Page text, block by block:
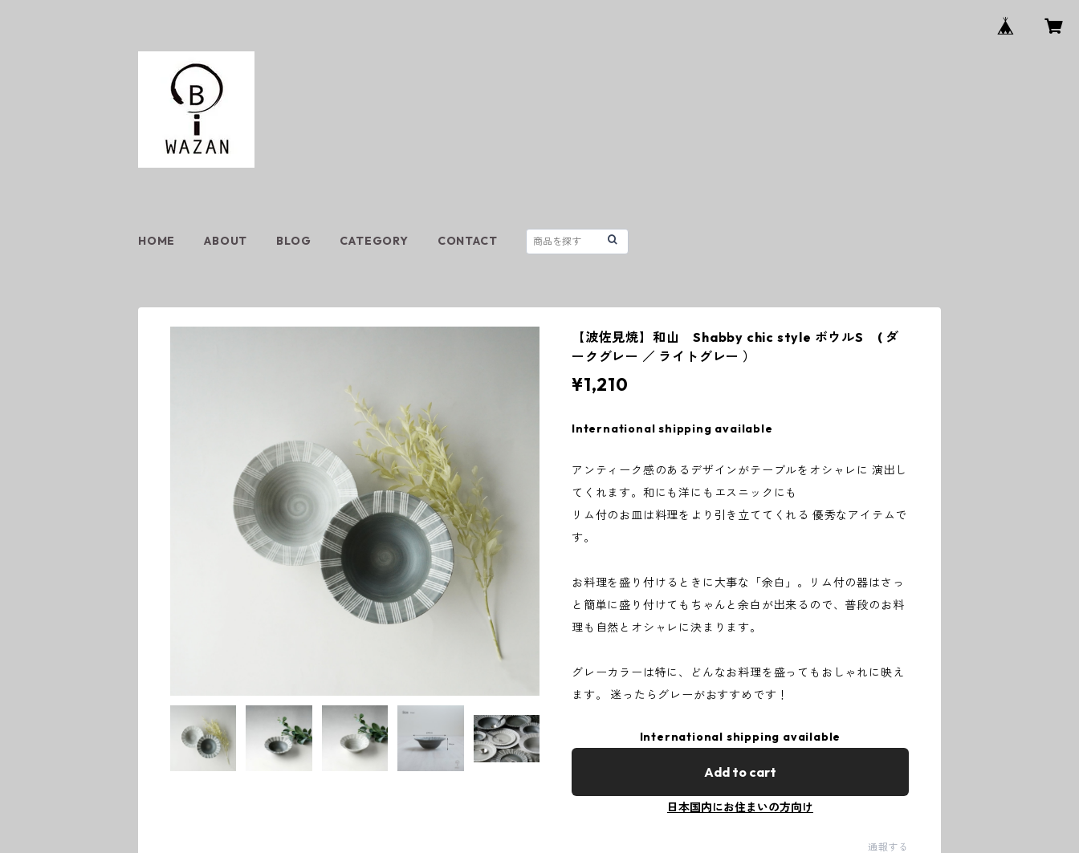
HOME ABOUT BLOG CATEGORY CONTACT
【波佐見焼】和山 Shabby chic style ボウルS ( ダ
ークグレー ／ ライトグレー ）
¥1,210
International shipping available
アンティーク感のあるデザインがテーブルをオシャレに 演出し
てくれます。和にも洋にもエスニックにも
リム付のお皿は料理をより引き立ててくれる 優秀なアイテムで
す。
お料理を盛り付けるときに大事な「余白」。リム付の器はさっ
と簡単に盛り付けてもちゃんと余白が出来るので、普段のお料
理も自然とオシャレに決まります。
グレーカラーは特に、どんなお料理を盛ってもおしゃれに映え
ます。 迷ったらグレーがおすすめです！
International shipping available
Add to cart
日本国内にお住まいの方向け
通報する